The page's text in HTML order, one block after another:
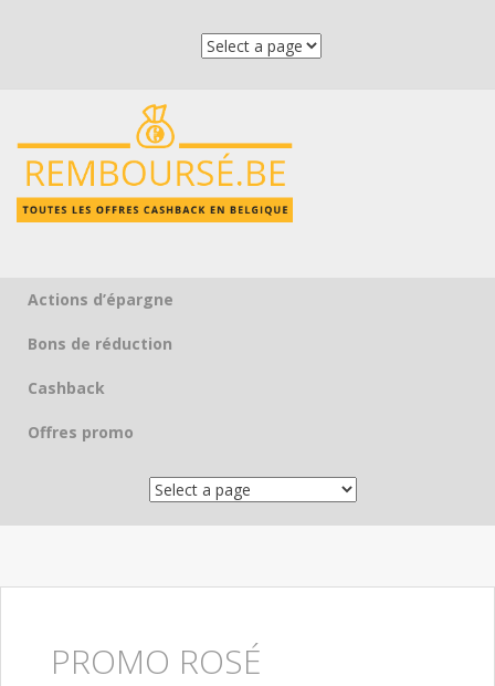
Skip to content
Actions d’épargne
Bons de réduction
Cashback
Offres promo
PROMO ROSÉ